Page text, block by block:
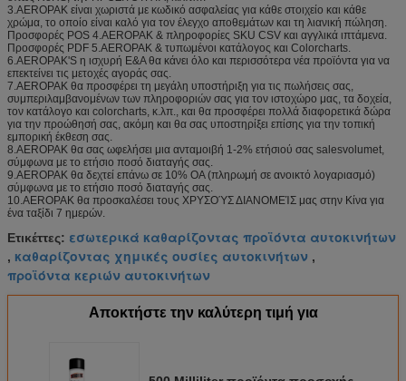
3.AEROPAK είναι χωριστά με κωδικό ασφαλείας για κάθε στοιχείο και κάθε
χρώμα, το οποίο είναι καλό για τον έλεγχο αποθεμάτων και τη λιανική πώληση.
Προσφορές POS 4.AEROPAK & πληροφορίες SKU CSV και αγγλικά ιπτάμενα.
Προσφορές PDF 5.AEROPAK & τυπωμένοι κατάλογος και Colorcharts.
6.AEROPAK'S η ισχυρή Ε&Α θα κάνει όλο και περισσότερα νέα προϊόντα για να
επεκτείνει τις μετοχές αγοράς σας.
7.AEROPAK θα προσφέρει τη μεγάλη υποστήριξη για τις πωλήσεις σας,
συμπεριλαμβανομένων των πληροφοριών σας για τον ιστοχώρο μας, τα δοχεία,
τον κατάλογο και colorcharts, κ.λπ., και θα προσφέρει πολλά διαφορετικά δώρα
για την προώθησή σας, ακόμη και θα σας υποστηρίξει επίσης για την τοπική
εμπορική έκθεση σας.
8.AEROPAK θα σας ωφελήσει μια ανταμοιβή 1-2% ετήσιού σας salesvolumet,
σύμφωνα με το ετήσιο ποσό διαταγής σας.
9.AEROPAK θα δεχτεί επάνω σε 10% OA (πληρωμή σε ανοικτό λογαριασμό)
σύμφωνα με το ετήσιο ποσό διαταγής σας.
10.AEROPAK θα προσκαλέσει τους ΧΡΥΣΟΎΣ ΔΙΑΝΟΜΕΊΣ μας στην Κίνα για
ένα ταξίδι 7 ημερών.
Ετικέττες: εσωτερικά καθαρίζοντας προϊόντα αυτοκινήτων
, καθαρίζοντας χημικές ουσίες αυτοκινήτων ,
προϊόντα κεριών αυτοκινήτων
Αποκτήστε την καλύτερη τιμή για